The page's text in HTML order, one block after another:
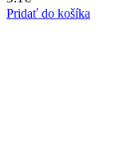
Pridať do košíka